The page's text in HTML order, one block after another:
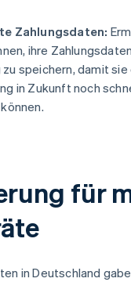
Zahlungsdaten:
ihre
speichern, damit sie
in Zukunft noch
für
in Deutschland